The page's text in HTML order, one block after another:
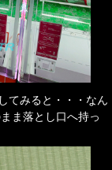
てみると・・・なん
ま落とし口へ持っ